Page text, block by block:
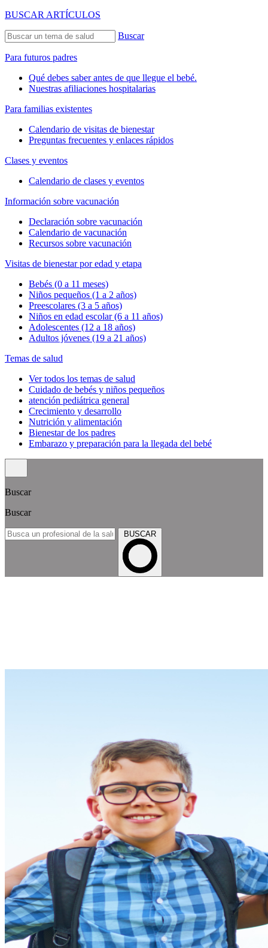
BUSCAR ARTÍCULOS
Buscar
Para futuros padres
Qué debes saber antes de que llegue el bebé.
Nuestras afiliaciones hospitalarias
Para familias existentes
Calendario de visitas de bienestar
Preguntas frecuentes y enlaces rápidos
Clases y eventos
Calendario de clases y eventos
Información sobre vacunación
Declaración sobre vacunación
Calendario de vacunación
Recursos sobre vacunación
Visitas de bienestar por edad y etapa
Bebés (0 a 11 meses)
Niños pequeños (1 a 2 años)
Preescolares (3 a 5 años)
Niños en edad escolar (6 a 11 años)
Adolescentes (12 a 18 años)
Adultos jóvenes (19 a 21 años)
Temas de salud
Ver todos los temas de salud
Cuidado de bebés y niños pequeños
atención pediátrica general
Crecimiento y desarrollo
Nutrición y alimentación
Bienestar de los padres
Embarazo y preparación para la llegada del bebé
Buscar
Buscar
BUSCAR